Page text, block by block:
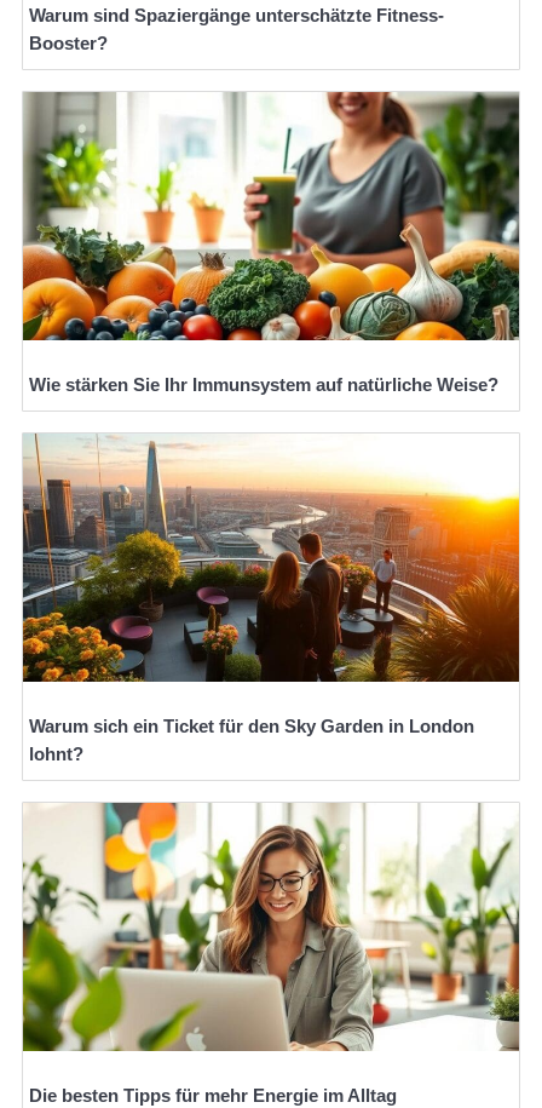
Warum sind Spaziergänge unterschätzte Fitness-
Booster?
Wie stärken Sie Ihr Immunsystem auf natürliche Weise?
Warum sich ein Ticket für den Sky Garden in London
lohnt?
Die besten Tipps für mehr Energie im Alltag